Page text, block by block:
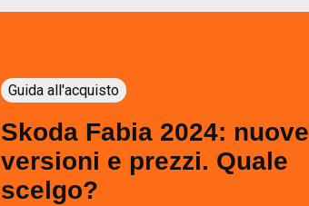
Guida all'acquisto
Skoda Fabia 2024: nuove
versioni e prezzi. Quale
scelgo?